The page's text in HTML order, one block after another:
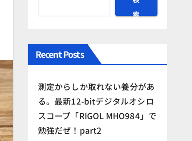
索
Recent Posts
測定からしか取れない養分があ
る。最新12-bitデジタルオシロ
スコープ「RIGOL MHO984」で
勉強だぜ！part2